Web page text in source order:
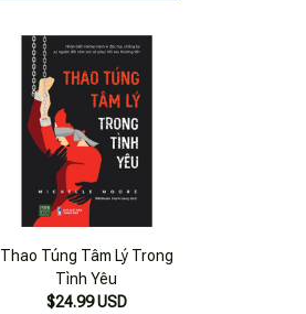
Thao Túng Tâm Lý Trong
Tình Yêu
$24.99 USD